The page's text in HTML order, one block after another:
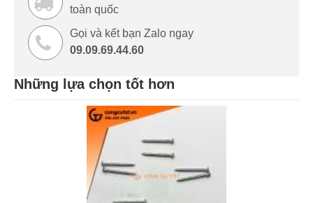
toàn quốc
Gọi và kết bạn Zalo ngay
09.09.69.44.60
Những lựa chọn tốt hơn